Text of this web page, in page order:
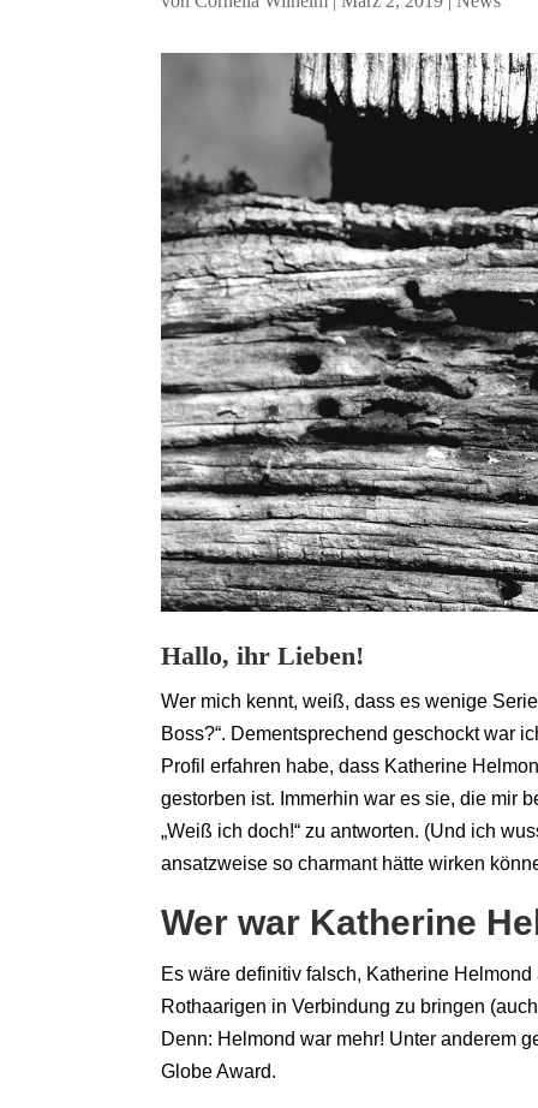
Hallo, ihr Lieben!
Wer mich kennt, weiß, dass es wenige
Boss?“. Dementsprechend geschockt war
Profil erfahren habe, dass Katherine
gestorben ist. Immerhin war es sie, die mir
„Weiß ich doch!“ zu antworten. (Und ich
ansatzweise so charmant hätte wirken
Wer war Katherine
Es wäre definitiv falsch, Katherine
Rothaarigen in Verbindung zu bringen
Denn: Helmond war mehr! Unter anderem
Globe Award.